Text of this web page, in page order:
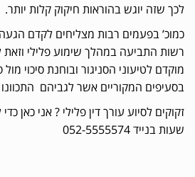
לכך שזה יוגש בהוראות חיקוק קלות יותר.
כמוכ’ בפעמים רבות מצליחים לקדם
רשות התביעה במהלך שימוע פלילי
מוקדם לטיעוני הסניגור ובוחנת סיכוי
בסעיפים המקוריים אשר לגביהם
שעות בנייד 052-5555574